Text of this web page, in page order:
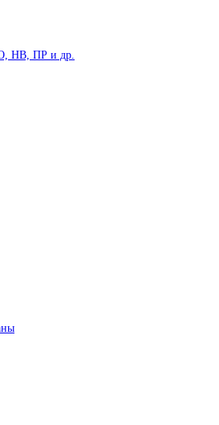
НВ, ПР и др.